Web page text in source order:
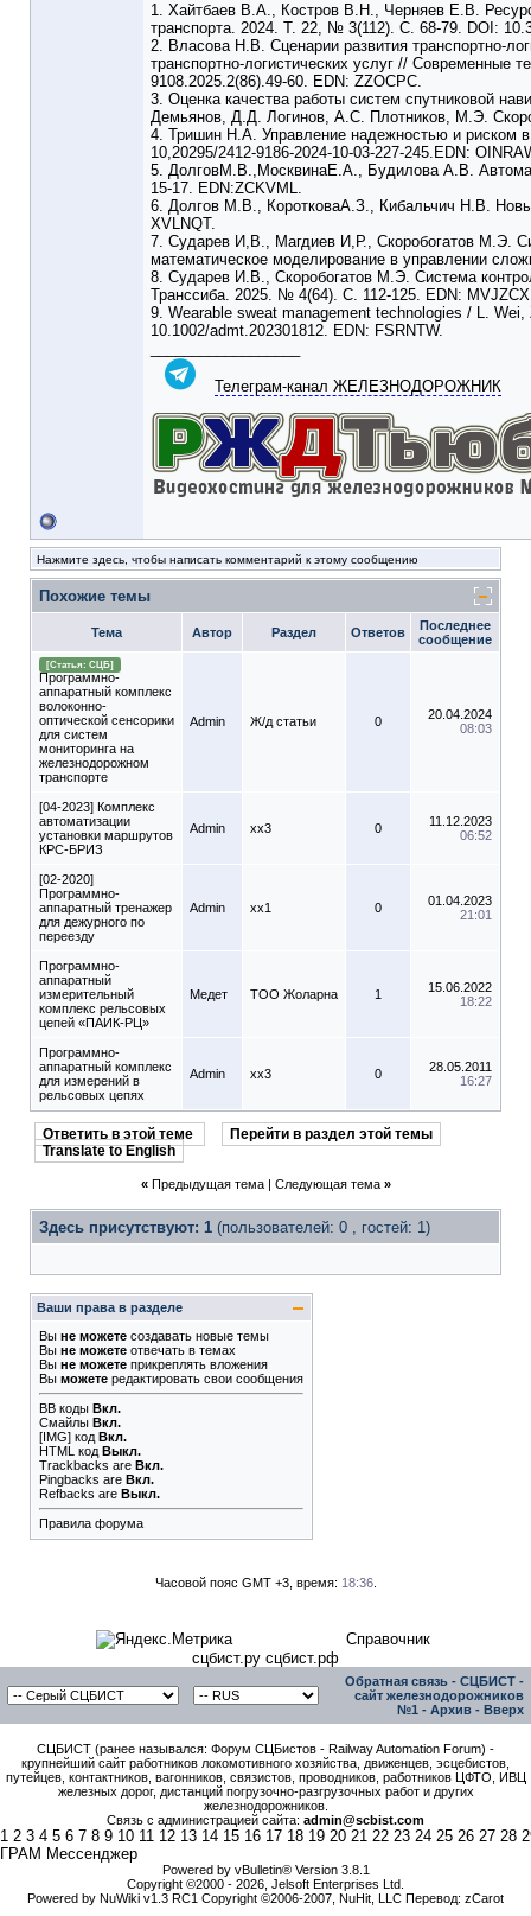
1. Хайтбаев В.А., Костров В.Н., Черняев Е.В.
транспорта. 2024. Т. 22, № 3(112). С. 68-79. DOI:
2. Власова Н.В. Сценарии развития транспортно-
транспортно-логистических услуг //
9108.2025.2(86).49-60. EDN: ZZOCPC.
3. Оценка качества работы систем спутниковой
Демьянов, Д.Д. Логинов, А.С. Плотников, М.Э.
4. Тришин Н.А. Управление надежностью и риском
10,20295/2412-9186-2024-10-03-227-245.EDN:
5. ДолговМ.В.,МосквинаЕ.А., Будилова А.В.
15-17. EDN:ZCKVML.
6. Долгов М.В., КоротковаА.З., Кибальчич Н.В.
XVLNQT.
7. Сударев И,В., Магдиев И,Р., Скоробогатов М.Э.
математическое моделирование в управлении
8. Сударев И.В., Скоробогатов М.Э. Система
Транссиба. 2025. № 4(64). С. 112-125. EDN:
9. Wearable sweat management technologies / L.
10.1002/admt.202301812. EDN: FSRNTW.
Телеграм-канал ЖЕЛЕЗНОДОРОЖНИК
Нажмите здесь, чтобы написать комментарий к этому сообщению
Похожие темы
Тема Автор Раздел Ответов
Последнее
сообщение
[Статья: СЦБ]
Программно-
аппаратный комплекс
волоконно-
оптической сенсорики
для систем
мониторинга на
железнодорожном
транспорте
Admin Ж/д статьи 0
20.04.2024
08:03
[04-2023] Комплекс
автоматизации
установки маршрутов
КРС-БРИЗ
Admin xx3 0
11.12.2023
06:52
[02-2020]
Программно-
аппаратный тренажер
для дежурного по
переезду
Admin xx1 0
01.04.2023
21:01
Программно-
аппаратный
измерительный
комплекс рельсовых
цепей «ПАИК-РЦ»
Медет ТОО Жоларна 1
15.06.2022
18:22
Программно-
аппаратный комплекс
для измерений в
рельсовых цепях
Admin xx3 0
28.05.2011
16:27
Ответить в этой теме
Перейти в раздел этой темы
Translate to English
« Предыдущая тема| Следующая тема »
Здесь присутствуют: 1 (пользователей: 0 , гостей: 1)
Ваши права в разделе
Вы не можете создавать новые темы
Вы не можете отвечать в темах
Вы не можете прикреплять вложения
Вы можете редактировать свои сообщения
BB коды Вкл.
Смайлы Вкл.
[IMG] код Вкл.
HTML код Выкл.
Trackbacks are Вкл.
Pingbacks are Вкл.
Refbacks are Выкл.
Правила форума
Часовой пояс GMT +3, время: 18:36.
Справочник
сцбист.ру сцбист.рф
Обратная связь - СЦБИСТ -
сайт железнодорожников
№1 - Архив - Вверх
СЦБИСТ (ранее назывался: Форум СЦБистов - Railway Automation Forum) -
крупнейший сайт работников локомотивного хозяйства, движенцев, эсцебистов,
путейцев, контактников, вагонников, связистов, проводников, работников ЦФТО, ИВЦ
железных дорог, дистанций погрузочно-разгрузочных работ и других
железнодорожников.
Связь с администрацией сайта: admin@scbist.com
1 2 3 4 5 6 7 8 9 10 11 12 13 14 15 16 17 18 19 20 21 22 23 24 25 26 27 28
ГРАМ Мессенджер
Powered by vBulletin® Version 3.8.1
Copyright ©2000 - 2026, Jelsoft Enterprises Ltd.
Powered by NuWiki v1.3 RC1 Copyright ©2006-2007, NuHit, LLC Перевод: zCarot